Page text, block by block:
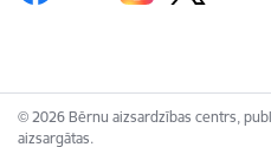
© 2026 Bērnu aizsardzības centrs,
aizsargātas.